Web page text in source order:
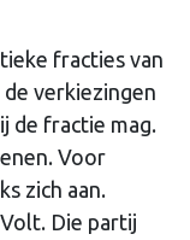
fracties van
verkiezingen
de fractie mag.
Voor
zich aan.
Die partij